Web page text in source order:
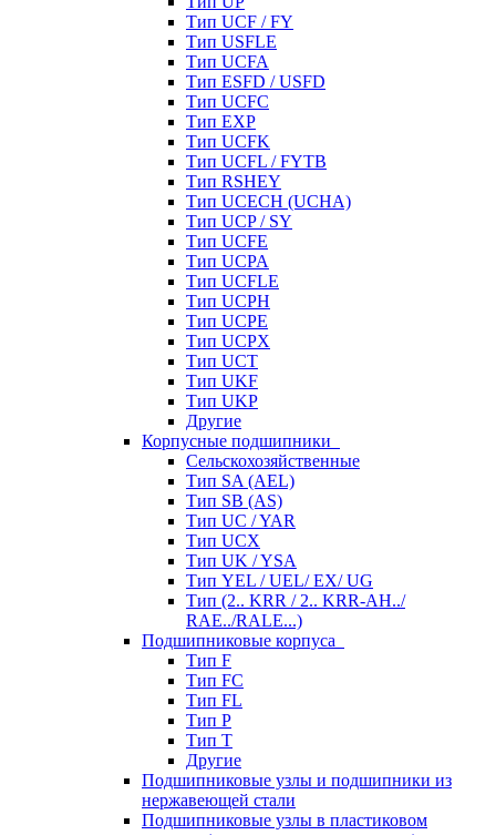
Тип UCF / FY
Тип USFLE
Тип UCFA
Тип ESFD / USFD
Тип UCFC
Тип EXP
Тип UCFK
Тип UCFL / FYTB
Тип RSHEY
Тип UCECH (UCHA)
Тип UCP / SY
Тип UCFE
Тип UCPA
Тип UCFLE
Тип UCPH
Тип UCPE
Тип UCPX
Тип UCT
Тип UKF
Тип UKP
Другие
Корпусные подшипники
Сельскохозяйственные
Тип SA (AEL)
Тип SB (AS)
Тип UC / YAR
Тип UCX
Тип UK / YSA
Тип YEL / UEL/ EX/ UG
Тип (2.. KRR / 2.. KRR-AH../
RAE../RALE...)
Подшипниковые корпуса
Тип F
Тип FC
Тип FL
Тип P
Тип T
Другие
Подшипниковые узлы и подшипники из
нержавеющей стали
Подшипниковые узлы в пластиковом